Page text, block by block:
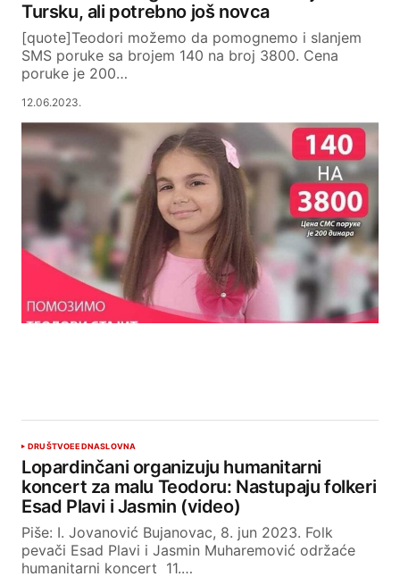
Tursku, ali potrebno još novca
[quote]Teodori možemo da pomognemo i slanjem
SMS poruke sa brojem 140 na broj 3800. Cena
poruke je 200…
12.06.2023.
DRUŠTVOEEDNASLOVNA
Lopardinčani organizuju humanitarni
koncert za malu Teodoru: Nastupaju folkeri
Esad Plavi i Jasmin (video)
Piše: I. Jovanović Bujanovac, 8. jun 2023. Folk
pevači Esad Plavi i Jasmin Muharemović održaće
humanitarni koncert 11.…